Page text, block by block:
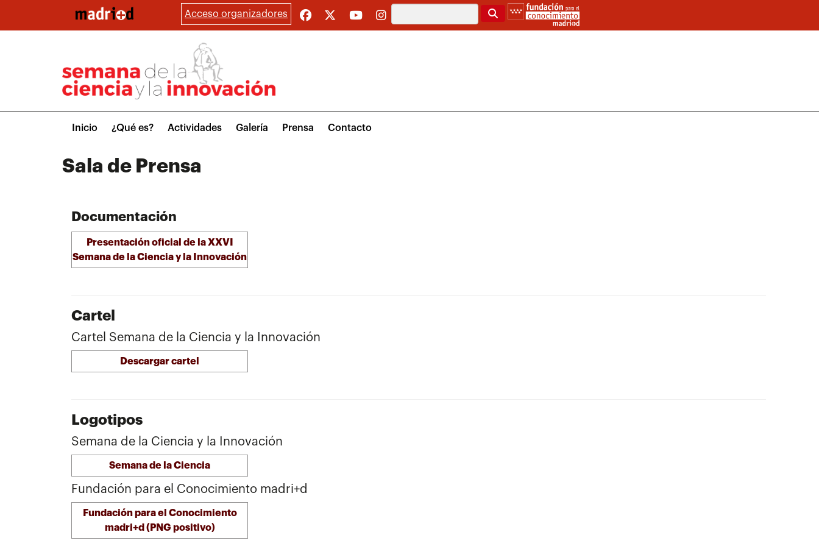
Acceso organizadores Buscar
MainInicio ¿Qué es? Actividades Galería Prensa Contacto
Sala de Prensa
Documentación
Presentación oficial de la XXVI
Semana de la Ciencia y la Innovación
Cartel
Cartel Semana de la Ciencia y la Innovación
Descargar cartel
Logotipos
Semana de la Ciencia y la Innovación
Semana de la Ciencia
Fundación para el Conocimiento madri+d
Fundación para el Conocimiento
madri+d (PNG positivo)